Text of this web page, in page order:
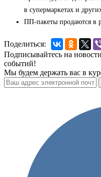
в супермаркетах и
ПП-пакеты продаются в
Поделиться:
Подписывайтесь на
событий!
Мы будем держать вас в